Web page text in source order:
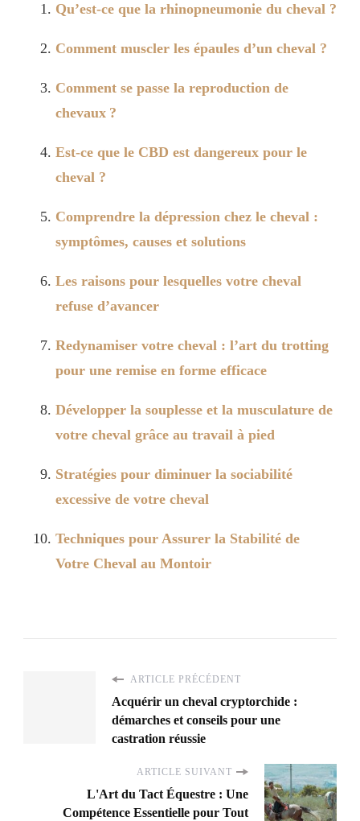
Qu’est-ce que la rhinopneumonie du cheval ?
Comment muscler les épaules d’un cheval ?
Comment se passe la reproduction de
chevaux ?
Est-ce que le CBD est dangereux pour le
cheval ?
Comprendre la dépression chez le cheval :
symptômes, causes et solutions
Les raisons pour lesquelles votre cheval
refuse d’avancer
Redynamiser votre cheval : l’art du trotting
pour une remise en forme efficace
Développer la souplesse et la musculature de
votre cheval grâce au travail à pied
Stratégies pour diminuer la sociabilité
excessive de votre cheval
Techniques pour Assurer la Stabilité de
Votre Cheval au Montoir
ARTICLE PRÉCÉDENT
Acquérir un cheval cryptorchide :
démarches et conseils pour une
castration réussie
ARTICLE SUIVANT
L'Art du Tact Équestre : Une
Compétence Essentielle pour Tout